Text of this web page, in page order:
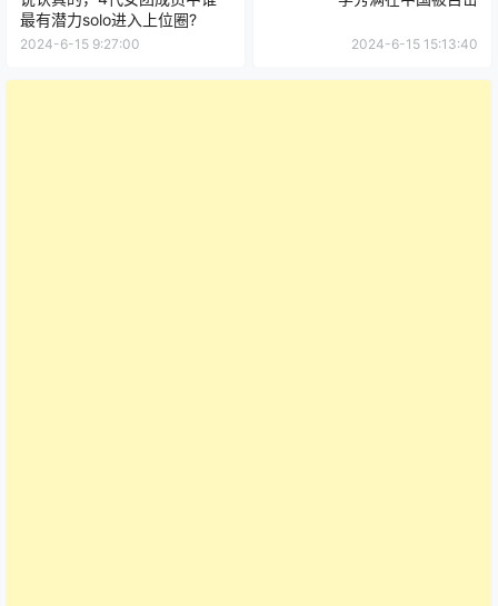
最有潜力solo进入上位圈?
2024-6-15 9:27:00 2024-6-15 15:13:40